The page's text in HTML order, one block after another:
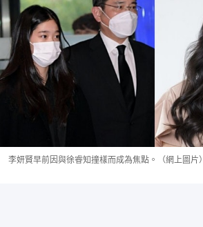
李妍賢早前因與徐睿知撞樣而成為焦點。（網上圖片）